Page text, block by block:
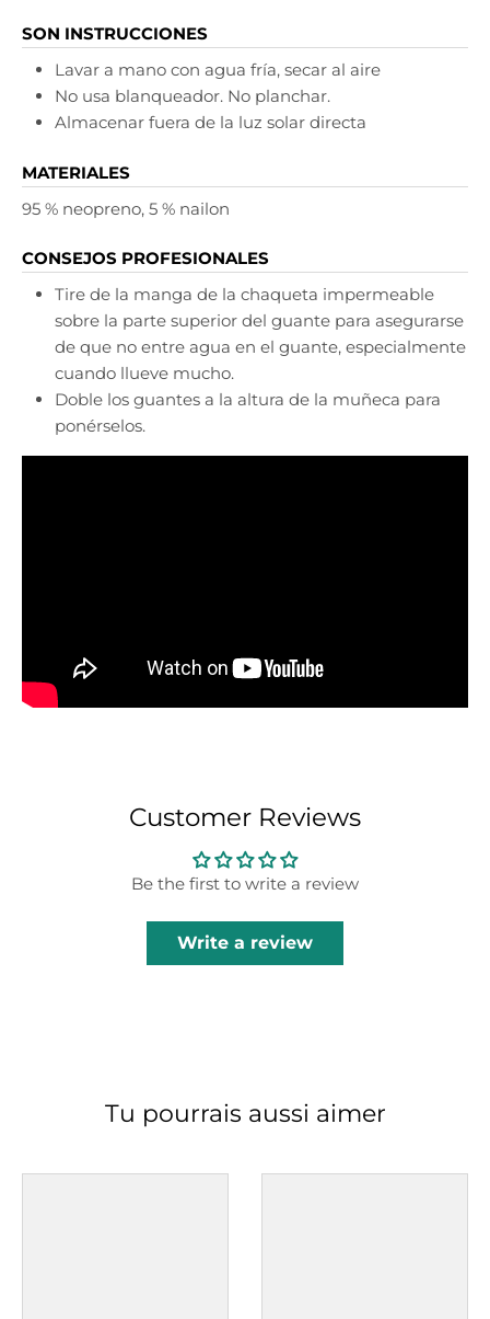
SON INSTRUCCIONES
Lavar a mano con agua fría, secar al aire
No usa blanqueador. No planchar.
Almacenar fuera de la luz solar directa
MATERIALES
95 % neopreno, 5 % nailon
CONSEJOS PROFESIONALES
Tire de la manga de la chaqueta impermeable
sobre la parte superior del guante para asegurarse
de que no entre agua en el guante, especialmente
cuando llueve mucho.
Doble los guantes a la altura de la muñeca para
ponérselos.
Customer Reviews
Be the first to write a review
Write a review
Tu pourrais aussi aimer